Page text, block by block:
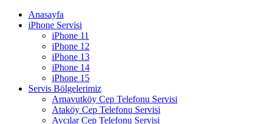
Anasayfa
iPhone Servisi
iPhone 11
iPhone 12
iPhone 13
iPhone 14
iPhone 15
Servis Bölgelerimiz
Arnavutköy Cep Telefonu Servisi
Ataköy Cep Telefonu Servisi
Avcılar Cep Telefonu Servisi